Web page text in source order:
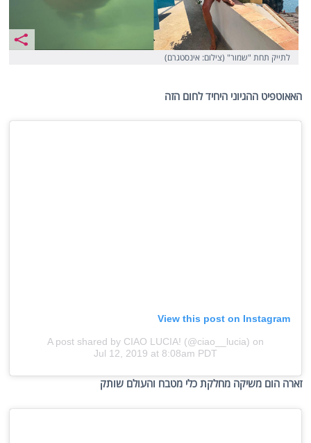
לתייק תחת "שמור" (צילום: אינסטגרם)
האאוטפיט ההגיוני היחיד לחום הזה
View this post on Instagram
A post shared by CIAO LUCIA! (@ciao__lucia) on
Jul 12, 2019 at 8:08am PDT
זארה הום משיקה מחלקת כלי מטבח והעולם שותק